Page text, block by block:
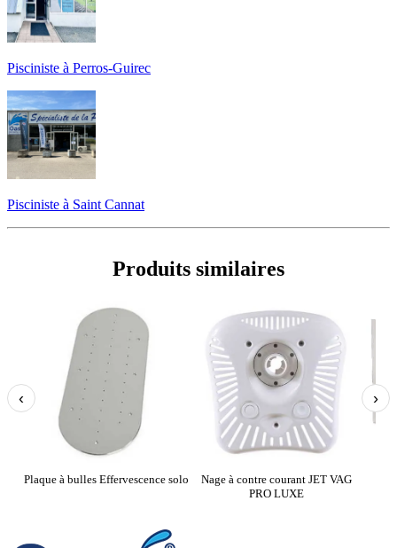
Pisciniste à Perros-Guirec
Pisciniste à Saint Cannat
Produits similaires
‹
Plaque à bulles Effervescence solo
Nage à contre courant JET VAG
PRO LUXE
›